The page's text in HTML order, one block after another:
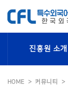
진흥원 소개
HOME 커뮤니티